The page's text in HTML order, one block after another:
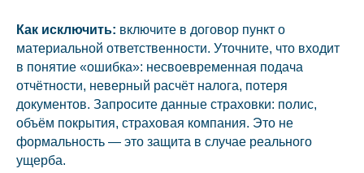
Как исключить: включите в договор пункт о
материальной ответственности. Уточните, что входит
в понятие «ошибка»: несвоевременная подача
отчётности, неверный расчёт налога, потеря
документов. Запросите данные страховки: полис,
объём покрытия, страховая компания. Это не
формальность — это защита в случае реального
ущерба.